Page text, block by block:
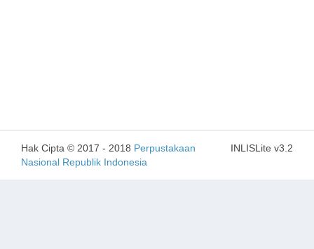
INLISLite v3.2
Hak Cipta © 2017 - 2018 Perpustakaan
Nasional Republik Indonesia